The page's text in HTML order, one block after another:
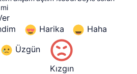
Harika
Haha
Üzgün
Kızgın